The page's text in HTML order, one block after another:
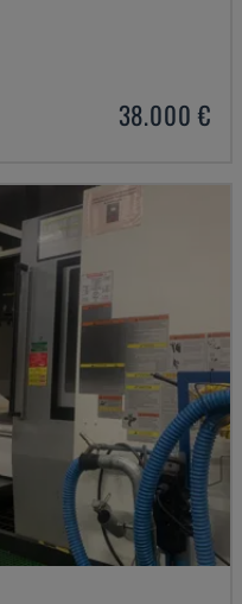
38.000 €